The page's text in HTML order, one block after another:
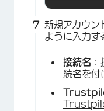
新規アカウン
ように入力す
接続名
続名を付